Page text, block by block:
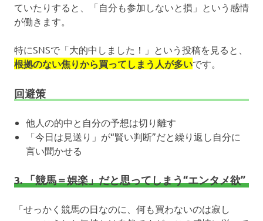
ていたりすると、「自分も参加しないと損」という感情
が働きます。
特にSNSで「大的中しました！」という投稿を見ると、
根拠のない焦りから買ってしまう人が多いです。
回避策
他人の的中と自分の予想は切り離す
「今日は見送り」が“賢い判断”だと繰り返し自分に
言い聞かせる
3. 「競馬＝娯楽」だと思ってしまう“エンタメ欲”
「せっかく競馬の日なのに、何も買わないのは寂し